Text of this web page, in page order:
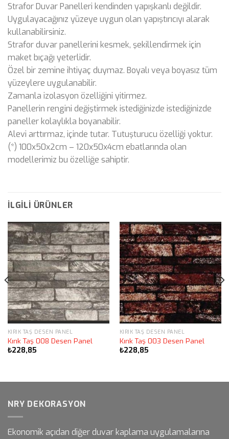
Strafor Duvar Panelleri kendinden yapışkanlı değildir.
Uygulayacağınız yüzeye uygun olan yapıştırıcıyı alarak
kullanabilirsiniz.
Strafor duvar panellerini kesmek, şekillendirmek için
maket bıçağı yeterlidir.
Özel bir zemine ihtiyaç duymaz. Boyalı veya boyasız tüm
yüzeylere uygulanabilir.
Zamanla izolasyon özelliğini yitirmez.
Panellerin rengini değiştirmek istediğinizde istediğinizde
paneller kolaylıkla boyanabilir.
Alevi arttırmaz, içinde tutar. Tutuşturucu özelliği yoktur.
(*) 100x50x2cm – 120x50x4cm ebatlarında olan
modellerimiz bu özelliğe sahiptir.
İLGILI ÜRÜNLER
KIRIK TAŞ DESEN PANEL
Kırık Taş 008 Desen Panel
₺228,85
KIRIK TAŞ DESEN PANEL
Kırık Taş 003 Desen Panel
₺228,85
NRY DEKORASYON
Ekonomik açıdan diğer duvar kaplama uygulamalarına